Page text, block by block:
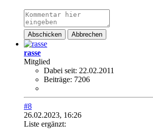
Abschicken Abbrechen
rasse
Mitglied
Dabei seit: 22.02.2011
Beiträge: 7206
#8
26.02.2023, 16:26
Liste ergänzt: